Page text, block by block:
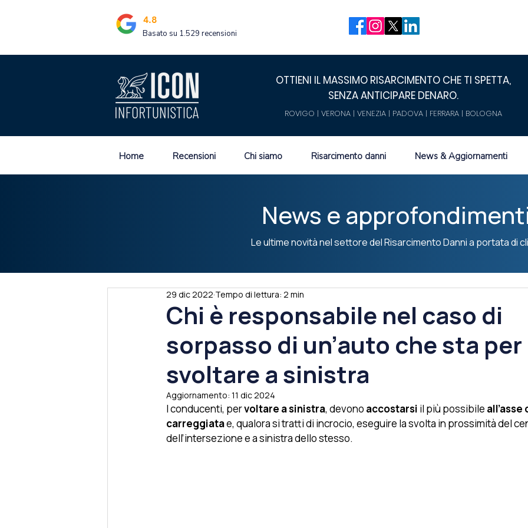
4.8
Basato su 1.529 recensioni
OTTIENI IL MASSIMO RISARCIMENTO CHE TI SPETTA,
SENZA ANTICIPARE DENARO.
ROVIGO | VERONA | VENEZIA | PADOVA | FERRARA | BOLOGNA
Home Recensioni Chi siamo Risarcimento danni News & Aggiornamenti
News e
Le ultime novità nel settore del Risarcimento Danni a portata di
Chi è responsabile nel caso di
sorpasso di un’auto che sta per
svoltare a sinistra
29 dic 2022 Tempo di lettura: 2 min
Aggiornamento: 11 dic 2024
I conducenti, per voltare a sinistra, devono accostarsi il più possibile all’asse
carreggiata e, qualora si tratti di incrocio, eseguire la svolta in prossimità del
dell’intersezione e a sinistra dello stesso.